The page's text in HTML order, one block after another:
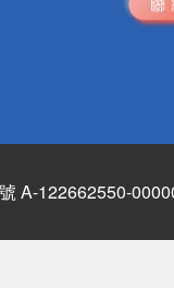
A-122662550-